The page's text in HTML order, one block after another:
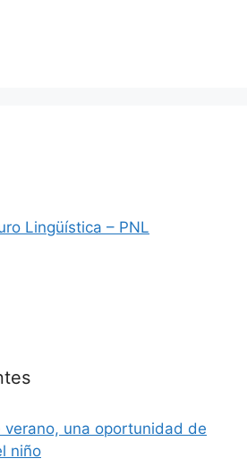
Lingüística – PNL
verano, una oportunidad de
niño